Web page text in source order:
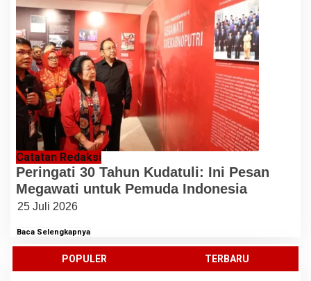
Catatan Redaksi
Peringati 30 Tahun Kudatuli: Ini Pesan
Megawati untuk Pemuda Indonesia
25 Juli 2026
Baca Selengkapnya
POPULER TERBARU